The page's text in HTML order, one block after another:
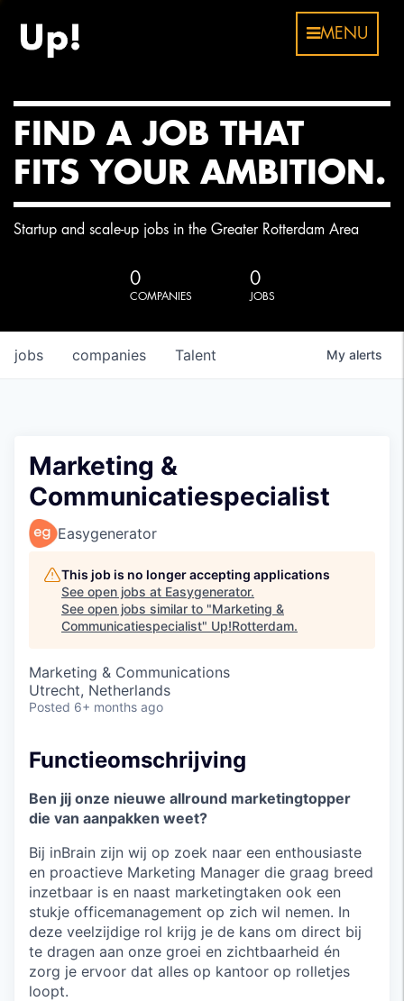
MENU
FIND A JOB THAT
FITS YOUR AMBITION.
Startup and scale-up jobs in the Greater Rotterdam Area
0
COMPANIES
0
JOBS
jobs companies Talent My alerts
Marketing &
Communicatiespecialist
Easygenerator
This job is no longer accepting applications
See open jobs at Easygenerator.
See open jobs similar to "Marketing &
Communicatiespecialist" Up!Rotterdam.
Marketing & Communications
Utrecht, Netherlands
Posted 6+ months ago
Functieomschrijving
Ben jij onze nieuwe allround marketingtopper
die van aanpakken weet?
Bij inBrain zijn wij op zoek naar een enthousiaste
en proactieve Marketing Manager die graag breed
inzetbaar is en naast marketingtaken ook een
stukje officemanagement op zich wil nemen. In
deze veelzijdige rol krijg je de kans om direct bij
te dragen aan onze groei en zichtbaarheid én
zorg je ervoor dat alles op kantoor op rolletjes
loopt.